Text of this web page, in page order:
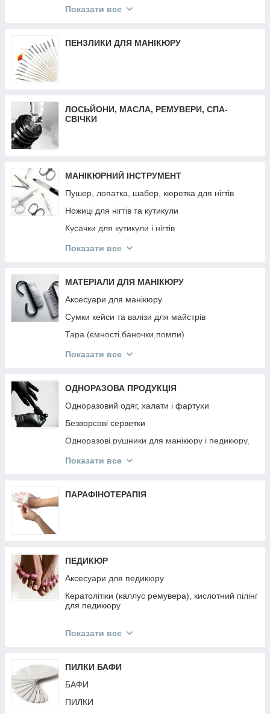
Трафарети для френча, дизайну, аерографії
Втирка
Матеріали для депіляції
Засоби до та після депіляції
Показати все
ПЕНЗЛИКИ ДЛЯ МАНІКЮРУ
ЛОСЬЙОНИ, МАСЛА, РЕМУВЕРИ, СПА-
СВІЧКИ
МАНІКЮРНИЙ ІНСТРУМЕНТ
Пушер, лопатка, шабер, кюретка для нігтів
Ножиці для нігтів та кутикули
Кусачки для кутикули і нігтів
Манікюрні набори
Інструмент OSTRO
Показати все
МАТЕРІАЛИ ДЛЯ МАНІКЮРУ
Аксесуари для манікюру
Сумки кейси та валізи для майстрів
Тара (ємності,баночки,помпи)
Підлокітники
Показати все
ОДНОРАЗОВА ПРОДУКЦІЯ
Одноразовий одяг, халати і фартухи
Безворсові серветки
Одноразові рушники для манікюру і педикюру,
Показати все
ПАРАФІНОТЕРАПІЯ
ПЕДИКЮР
Аксесуари для педикюру
Кератолітіки (каллус ремувера), кислотний пілінг
для педикюру
Показати все
ПИЛКИ БАФИ
БАФИ
ПИЛКИ